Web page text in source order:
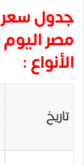
جدول
الأنواع :
تاريخ